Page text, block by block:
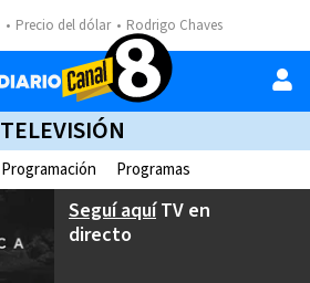
Precio del dólar Rodrigo Chaves
TELEVISIÓN
Programación Programas
Seguí aquíTV en
directo